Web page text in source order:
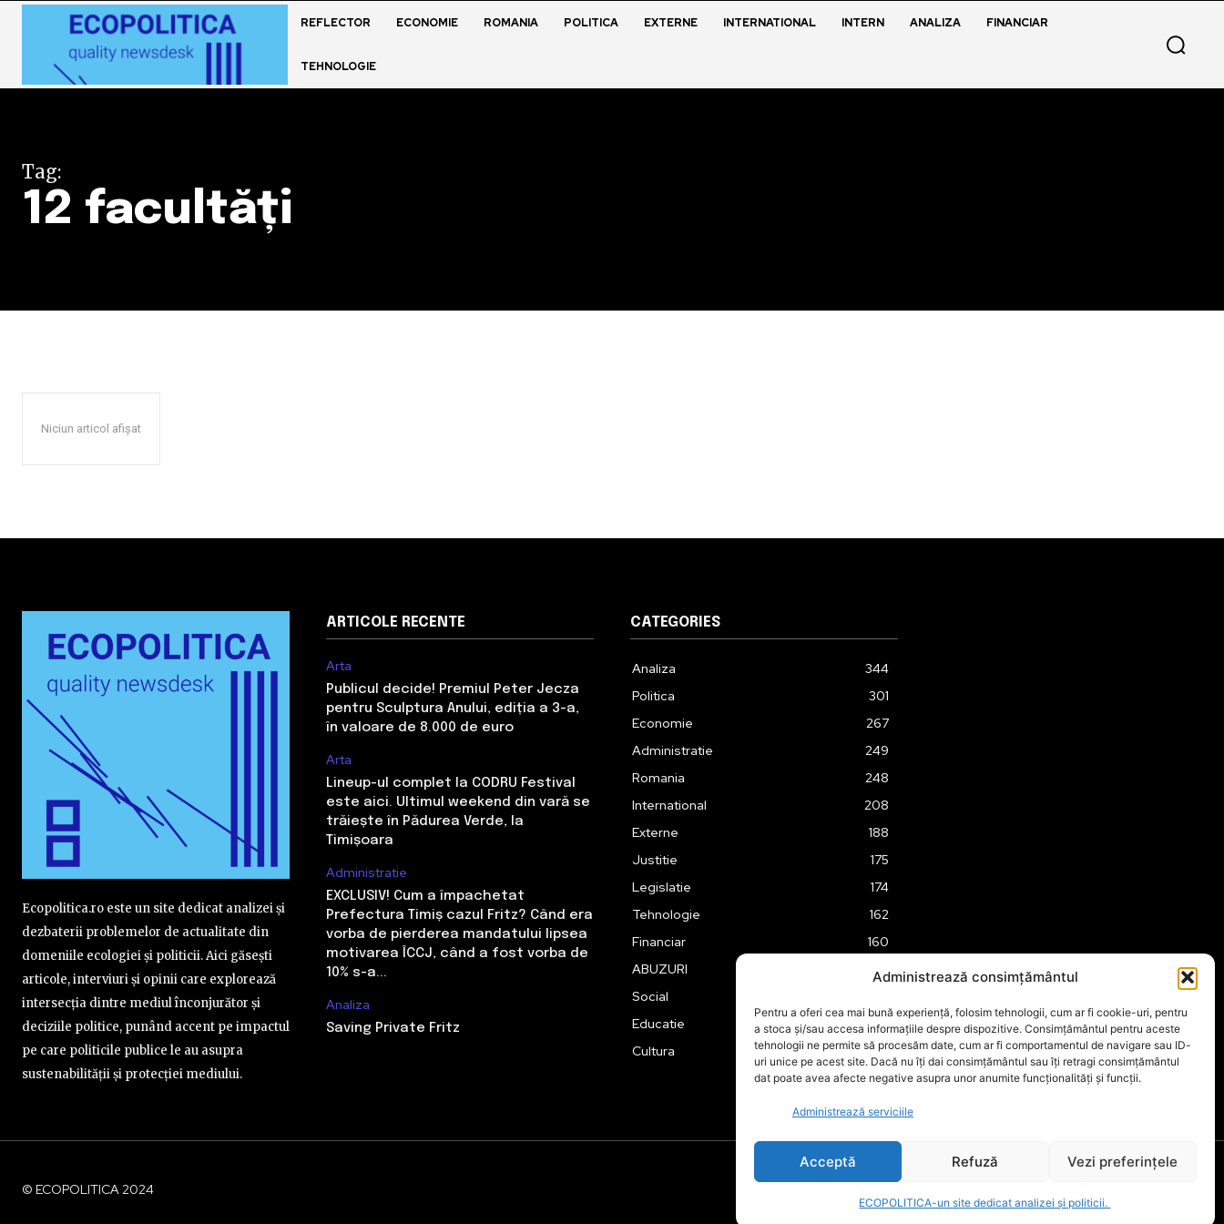
Administrează consimțământul
Pentru a oferi cea mai bună experiență, folosim tehnologii, cum ar fi cookie-uri, pentru
a stoca și/sau accesa informațiile despre dispozitive. Consimțământul pentru aceste
tehnologii ne permite să procesăm date, cum ar fi comportamentul de navigare sau ID-
uri unice pe acest site. Dacă nu îți dai consimțământul sau îți retragi consimțământul
dat poate avea afecte negative asupra unor anumite funcționalități și funcții.
Administrează serviciile
Acceptă Refuză Vezi preferințele
ECOPOLITICA-un site dedicat analizei și politicii.
REFLECTOR ECONOMIE ROMANIA POLITICA EXTERNE INTERNATIONAL INTERN ANALIZA FINANCIAR
TEHNOLOGIE
Tag:
12 facultăți
Niciun articol afișat
Ecopolitica.ro este un site dedicat analizei și
dezbaterii problemelor de actualitate din
domeniile ecologiei și politicii. Aici găsești
articole, interviuri și opinii care explorează
intersecția dintre mediul înconjurător și
deciziile politice, punând accent pe impactul
pe care politicile publice le au asupra
sustenabilității și protecției mediului.
ARTICOLE RECENTE
Arta
Publicul decide! Premiul Peter Jecza
pentru Sculptura Anului, ediția a 3-a,
în valoare de 8.000 de euro
Arta
Lineup-ul complet la CODRU Festival
este aici. Ultimul weekend din vară se
trăiește în Pădurea Verde, la
Timișoara
Administratie
EXCLUSIV! Cum a împachetat
Prefectura Timiș cazul Fritz? Când era
vorba de pierderea mandatului lipsea
motivarea ÎCCJ, când a fost vorba de
10% s-a...
Analiza
Saving Private Fritz
CATEGORIES
Analiza
344
Politica
301
Economie
267
Administratie
249
Romania
248
International
208
Externe
188
Justitie
175
Legislatie
174
Tehnologie
162
Financiar
160
ABUZURI
158
Social
Educatie
151
Cultura
149
© ECOPOLITICA 2024